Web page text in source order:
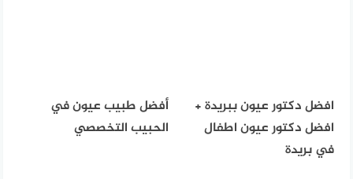
افضل دكتور عيون ببريدة +
افضل دكتور عيون اطفال
في بريدة
أفضل طبيب عيون في
الحبيب التخصصي